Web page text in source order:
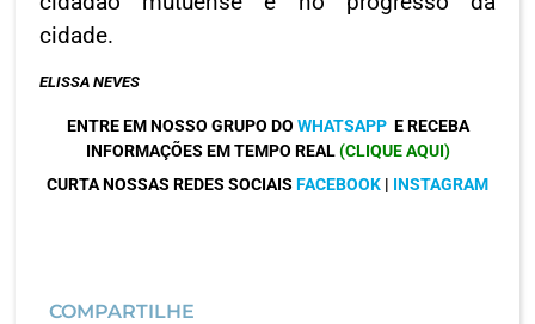
cidade.
ELISSA NEVES
ENTRE EM NOSSO GRUPO DO WHATSAPP E RECEBA
INFORMAÇÕES EM TEMPO REAL(CLIQUE AQUI)
CURTA NOSSAS REDES SOCIAIS FACEBOOK | INSTAGRAM
COMPARTILHE